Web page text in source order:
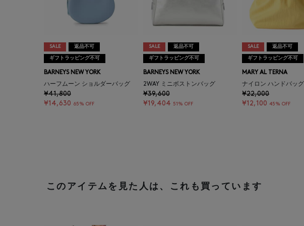
SALE 返品不可
ギフトラッピング不可
BARNEYS NEW YORK
ハーフムーン ショルダーバッグ
¥41,800
¥14,630 65% OFF
SALE 返品不可
ギフトラッピング不可
BARNEYS NEW YORK
2WAY ミニボストンバッグ
¥39,600
¥19,404 51% OFF
SALE 返品不可
ギフトラッピング不可
MARY AL TERNA
ナイロン ハンドバッグ
¥22,000
¥12,100 45% OFF
このアイテムを見た人は、これも買っています